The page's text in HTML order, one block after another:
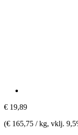
€ 19,89
(€ 165,75 / kg, vklj.